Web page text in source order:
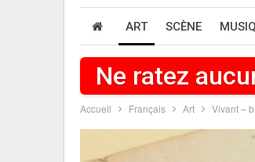
ART SCÈNE
Ne ratez
Accueil Français Art Vivant –